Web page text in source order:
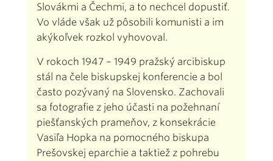
Slovákmi a Čechmi, a to nechcel dopustiť.
Vo vláde však už pôsobili komunisti a im
akýkoľvek rozkol vyhovoval.
V rokoch 1947 – 1949 pražský arcibiskup
stál na čele biskupskej konferencie a bol
často pozývaný na Slovensko. Zachovali
sa fotografie z jeho účasti na požehnaní
piešťanských prameňov, z konsekrácie
Vasiľa Hopka na pomocného biskupa
Prešovskej eparchie a taktiež z pohrebu